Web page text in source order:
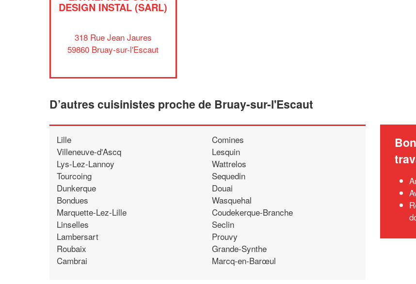
DESIGN INSTAL (SARL)
318 Rue Jean Jaures
59860 Bruay-sur-l'Escaut
D’autres cuisinistes proche de Bruay-sur-l'Escaut
Lille
Villeneuve-d'Ascq
Lys-Lez-Lannoy
Tourcoing
Dunkerque
Bondues
Marquette-Lez-Lille
Linselles
Lambersart
Roubaix
Cambrai
Comines
Lesquin
Wattrelos
Sequedin
Douai
Wasquehal
Coudekerque-Branche
Seclin
Prouvy
Grande-Synthe
Marcq-en-Barœul